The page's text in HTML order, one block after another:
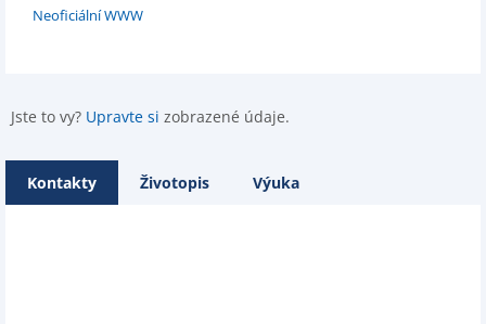
Neoficiální WWW
Jste to vy? Upravte si zobrazené údaje.
Kontakty Životopis Výuka